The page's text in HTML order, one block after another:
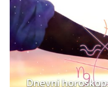
Dnevni